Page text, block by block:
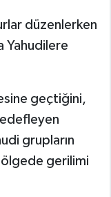
düzenlerken
Yahudilere
geçtiğini,
grupların
gerilimi